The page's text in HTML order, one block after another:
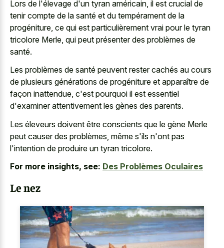
Lors de l'élevage d'un tyran américain, il est crucial de
tenir compte de la santé et du tempérament de la
progéniture, ce qui est particulièrement vrai pour le tyran
tricolore Merle, qui peut présenter des problèmes de
santé.
Les problèmes de santé peuvent rester cachés au cours
de plusieurs générations de progéniture et apparaître de
façon inattendue, c'est pourquoi il est essentiel
d'examiner attentivement les gènes des parents.
Les éleveurs doivent être conscients que le gène Merle
peut causer des problèmes, même s'ils n'ont pas
l'intention de produire un tyran tricolore.
For more insights, see: Des Problèmes Oculaires
Le nez